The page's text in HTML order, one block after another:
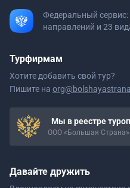
Федеральный сервис:
направлений и 23
Турфирмам
Хотите добавить свой тур?
Пишите на
Мы в реестре
ООО «Большая
Давайте дружить